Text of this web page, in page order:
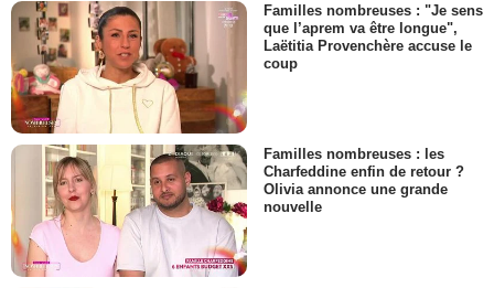
Familles nombreuses : "Je sens
que l’aprem va être longue",
Laëtitia Provenchère accuse le
coup
Familles nombreuses : les
Charfeddine enfin de retour ?
Olivia annonce une grande
nouvelle